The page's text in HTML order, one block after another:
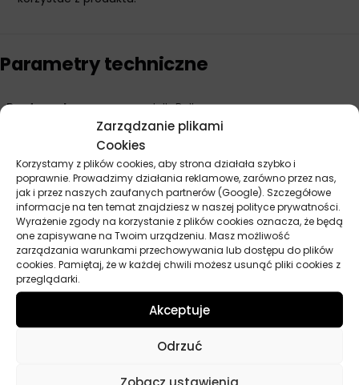
Zarządzanie plikami
Cookies
Korzystamy z plików cookies, aby strona działała szybko i
poprawnie. Prowadzimy działania reklamowe, zarówno przez nas,
jak i przez naszych zaufanych partnerów (Google). Szczegółowe
informacje na ten temat znajdziesz w naszej polityce prywatności.
Wyrażenie zgody na korzystanie z plików cookies oznacza, że będą
one zapisywane na Twoim urządzeniu. Masz możliwość
zarządzania warunkami przechowywania lub dostępu do plików
cookies. Pamiętaj, że w każdej chwili możesz usunąć pliki cookies z
przeglądarki.
Akceptuje
Odrzuć
Zobacz ustawienia
Parametry techniczne
Producent Jelly Belly
Opinie
Na razie nie ma opinii o produkcie.
Dodaj opinię
Twoja ocena*
Twoja opinia*